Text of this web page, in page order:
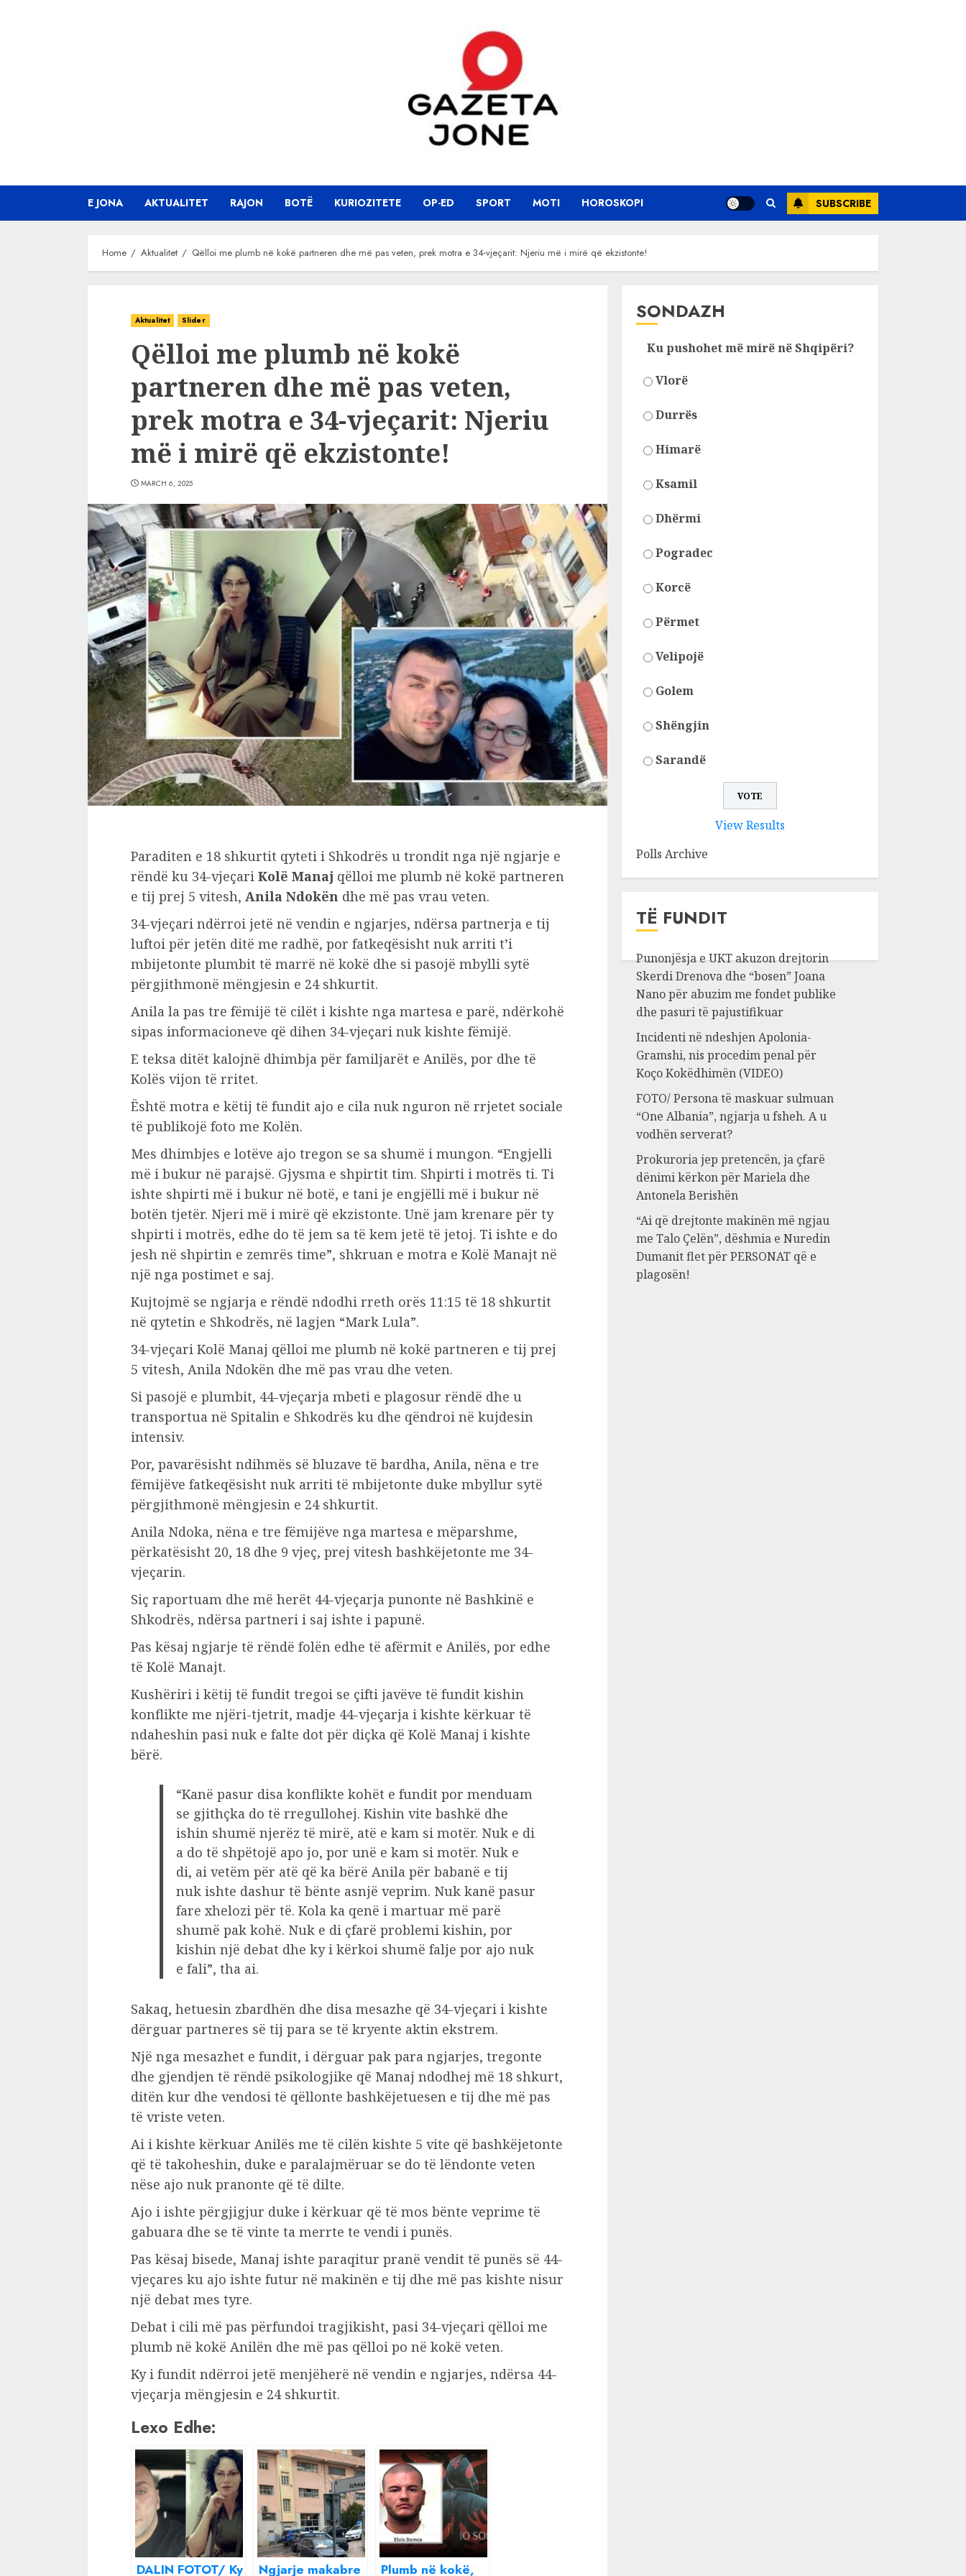
E JONA AKTUALITET RAJON BOTË KURIOZITETE OP-ED SPORT MOTI HOROSKOPI SUBSCRIBE
Home Aktualitet Qëlloi me plumb në kokë partneren dhe më pas veten, prek motra e 34-vjeçarit: Njeriu më i mirë që ekzistonte!
Aktualitet Slider
Qëlloi me plumb në kokë
partneren dhe më pas veten,
prek motra e 34-vjeçarit: Njeriu
më i mirë që ekzistonte!
MARCH 6, 2025
Paraditen e 18 shkurtit qyteti i Shkodrës u trondit nga një ngjarje e
rëndë ku 34-vjeçari Kolë Manaj qëlloi me plumb në kokë partneren
e tij prej 5 vitesh, Anila Ndokën dhe më pas vrau veten.
34-vjeçari ndërroi jetë në vendin e ngjarjes, ndërsa partnerja e tij
luftoi për jetën ditë me radhë, por fatkeqësisht nuk arriti t’i
mbijetonte plumbit të marrë në kokë dhe si pasojë mbylli sytë
përgjithmonë mëngjesin e 24 shkurtit.
Anila la pas tre fëmijë të cilët i kishte nga martesa e parë, ndërkohë
sipas informacioneve që dihen 34-vjeçari nuk kishte fëmijë.
E teksa ditët kalojnë dhimbja për familjarët e Anilës, por dhe të
Kolës vijon të rritet.
Është motra e këtij të fundit ajo e cila nuk nguron në rrjetet sociale
të publikojë foto me Kolën.
Mes dhimbjes e lotëve ajo tregon se sa shumë i mungon. “Engjelli
më i bukur në parajsë. Gjysma e shpirtit tim. Shpirti i motrës ti. Ti
ishte shpirti më i bukur në botë, e tani je engjëlli më i bukur në
botën tjetër. Njeri më i mirë që ekzistonte. Unë jam krenare për ty
shpirti i motrës, edhe do të jem sa të kem jetë të jetoj. Ti ishte e do
jesh në shpirtin e zemrës time”, shkruan e motra e Kolë Manajt në
një nga postimet e saj.
Kujtojmë se ngjarja e rëndë ndodhi rreth orës 11:15 të 18 shkurtit
në qytetin e Shkodrës, në lagjen “Mark Lula”.
34-vjeçari Kolë Manaj qëlloi me plumb në kokë partneren e tij prej
5 vitesh, Anila Ndokën dhe më pas vrau dhe veten.
Si pasojë e plumbit, 44-vjeçarja mbeti e plagosur rëndë dhe u
transportua në Spitalin e Shkodrës ku dhe qëndroi në kujdesin
intensiv.
Por, pavarësisht ndihmës së bluzave të bardha, Anila, nëna e tre
fëmijëve fatkeqësisht nuk arriti të mbijetonte duke mbyllur sytë
përgjithmonë mëngjesin e 24 shkurtit.
Anila Ndoka, nëna e tre fëmijëve nga martesa e mëparshme,
përkatësisht 20, 18 dhe 9 vjeç, prej vitesh bashkëjetonte me 34-
vjeçarin.
Siç raportuam dhe më herët 44-vjeçarja punonte në Bashkinë e
Shkodrës, ndërsa partneri i saj ishte i papunë.
Pas kësaj ngjarje të rëndë folën edhe të afërmit e Anilës, por edhe
të Kolë Manajt.
Kushëriri i këtij të fundit tregoi se çifti javëve të fundit kishin
konflikte me njëri-tjetrit, madje 44-vjeçarja i kishte kërkuar të
ndaheshin pasi nuk e falte dot për diçka që Kolë Manaj i kishte
bërë.
“Kanë pasur disa konflikte kohët e fundit por menduam
se gjithçka do të rregullohej. Kishin vite bashkë dhe
ishin shumë njerëz të mirë, atë e kam si motër. Nuk e di
a do të shpëtojë apo jo, por unë e kam si motër. Nuk e
di, ai vetëm për atë që ka bërë Anila për babanë e tij
nuk ishte dashur të bënte asnjë veprim. Nuk kanë pasur
fare xhelozi për të. Kola ka qenë i martuar më parë
shumë pak kohë. Nuk e di çfarë problemi kishin, por
kishin një debat dhe ky i kërkoi shumë falje por ajo nuk
e fali”, tha ai.
Sakaq, hetuesin zbardhën dhe disa mesazhe që 34-vjeçari i kishte
dërguar partneres së tij para se të kryente aktin ekstrem.
Një nga mesazhet e fundit, i dërguar pak para ngjarjes, tregonte
dhe gjendjen të rëndë psikologjike që Manaj ndodhej më 18 shkurt,
ditën kur dhe vendosi të qëllonte bashkëjetuesen e tij dhe më pas
të vriste veten.
Ai i kishte kërkuar Anilës me të cilën kishte 5 vite që bashkëjetonte
që të takoheshin, duke e paralajmëruar se do të lëndonte veten
nëse ajo nuk pranonte që të dilte.
Ajo i ishte përgjigjur duke i kërkuar që të mos bënte veprime të
gabuara dhe se të vinte ta merrte te vendi i punës.
Pas kësaj bisede, Manaj ishte paraqitur pranë vendit të punës së 44-
vjeçares ku ajo ishte futur në makinën e tij dhe më pas kishte nisur
një debat mes tyre.
Debat i cili më pas përfundoi tragjikisht, pasi 34-vjeçari qëlloi me
plumb në kokë Anilën dhe më pas qëlloi po në kokë veten.
Ky i fundit ndërroi jetë menjëherë në vendin e ngjarjes, ndërsa 44-
vjeçarja mëngjesin e 24 shkurtit.
Lexo Edhe:
DALIN FOTOT/ Ky Ngjarje makabre Plumb në kokë,
SONDAZH
Ku pushohet më mirë në Shqipëri?
Vlorë
Durrës
Himarë
Ksamil
Dhërmi
Pogradec
Korcë
Përmet
Velipojë
Golem
Shëngjin
Sarandë
View Results
Polls Archive
TË FUNDIT
Punonjësja e UKT akuzon drejtorin
Skerdi Drenova dhe “bosen” Joana
Nano për abuzim me fondet publike
dhe pasuri të pajustifikuar
Incidenti në ndeshjen Apolonia-
Gramshi, nis procedim penal për
Koço Kokëdhimën (VIDEO)
FOTO/ Persona të maskuar sulmuan
“One Albania”, ngjarja u fsheh. A u
vodhën serverat?
Prokuroria jep pretencën, ja çfarë
dënimi kërkon për Mariela dhe
Antonela Berishën
“Ai që drejtonte makinën më ngjau
me Talo Çelën”, dëshmia e Nuredin
Dumanit flet për PERSONAT që e
plagosën!